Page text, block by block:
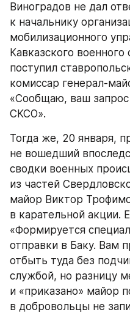
Виноградов не дал
к начальнику
мобилизационного
Кавказского военного
поступил
комиссар генерал-
«Сообщаю, ваш запрос
СКСО».
Тогда же, 20 января,
не вошедший
сводки военных
из частей
майор Виктор
в карательной акции.
«Формируется
отправки в Баку. Вам
отбыть туда без
службой, но разницу
и «приказано» майор
в добровольцы не